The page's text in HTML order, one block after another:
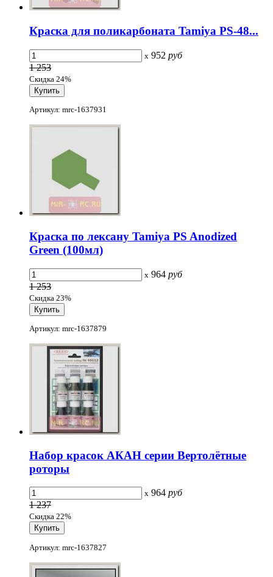
Краска для поликарбоната Tamiya PS-48...
x 952 руб
1 253
Скидка 24%
Артикул: mrc-1637931
Краска по лексану Tamiya PS Anodized
Green (100мл)
x 964 руб
1 253
Скидка 23%
Артикул: mrc-1637879
Набор красок АКАН серии Вертолётные
роторы
x 964 руб
1 237
Скидка 22%
Артикул: mrc-1637827